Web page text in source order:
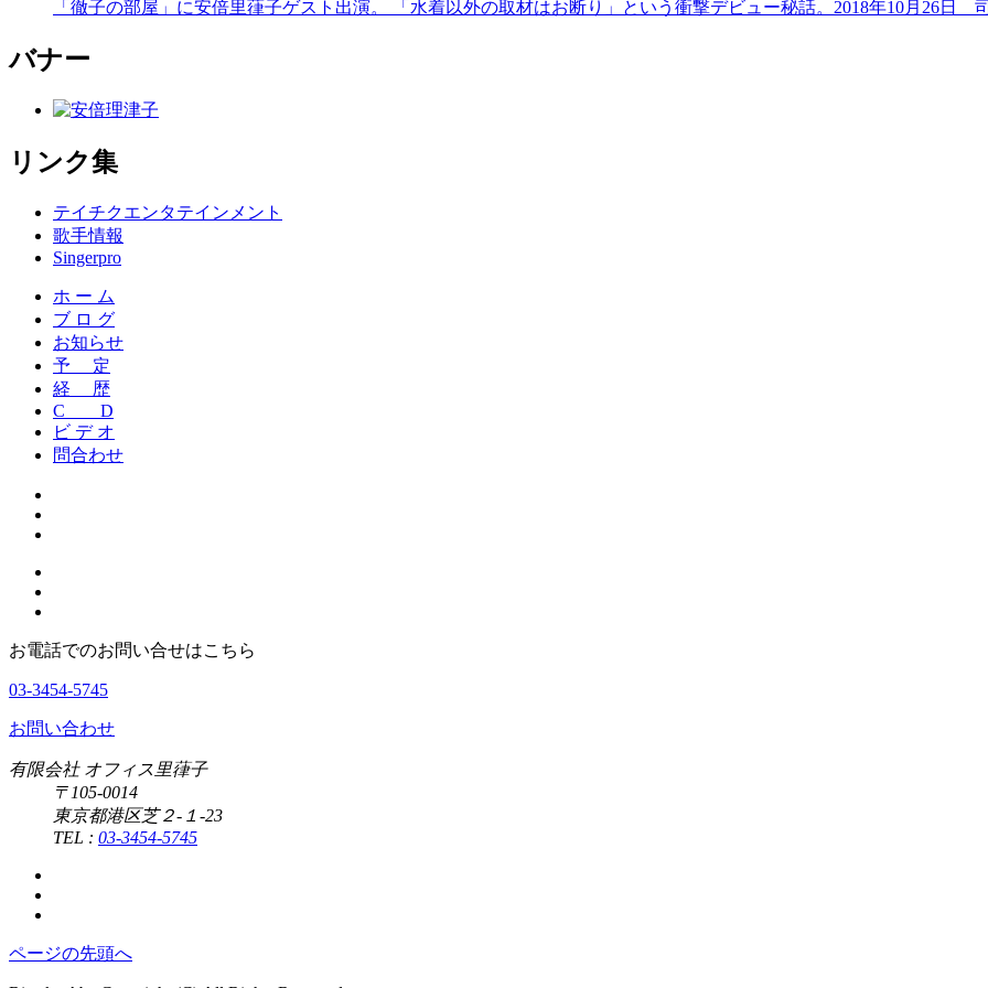
「徹子の部屋」に安倍里葎子ゲスト出演。 「水着以外の取材はお断り」という衝撃デビュー秘話。2018年10月26日
バナー
リンク集
テイチクエンタテインメント
歌手情報
Singerpro
ホ ー ム
ブ ロ グ
お知らせ
予 定
経 歴
C D
ビ デ オ
問合わせ
お電話でのお問い合せはこちら
03-3454-5745
お問い合わせ
有限会社 オフィス里葎子
〒105-0014
東京都港区芝２-１-23
TEL : 03-3454-5745
ページの先頭へ